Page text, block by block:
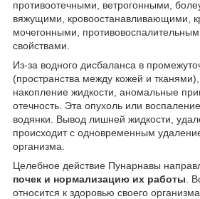
противоотечными, ветрогонными,
вяжущими, кровоостанавливающими,
мочегонными,
свойствами.
Из­-за водного дисбаланса в
(пространства между кожей и
накопление жидкости, аномальные
отечность. Эта опухоль или
водянки. Вывод лишней жидкости,
происходит с одновременным
организма.
Целебное действие Пунарнавы
почек и нормализацию их работы .
относится к здоровью своего